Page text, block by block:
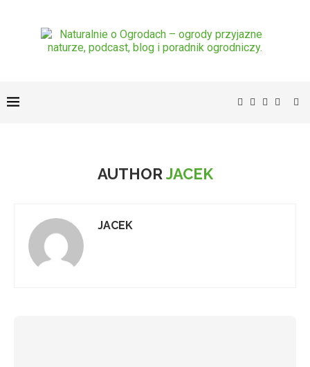
AUTHOR JACEK
JACEK